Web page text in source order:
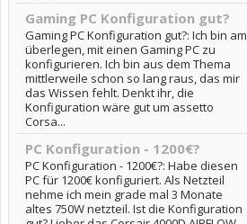
Gaming PC Konfiguration gut?
Gaming PC Konfiguration gut?: Ich bin am
überlegen, mit einen Gaming PC zu
konfigurieren. Ich bin aus dem Thema
mittlerweile schon so lang raus, das mir
das Wissen fehlt. Denkt ihr, die
Konfiguration wäre gut um assetto
Corsa...
PC Konfiguration - 1200€?
PC Konfiguration - 1200€?: Habe diesen
PC für 1200€ konfiguriert. Als Netzteil
nehme ich mein grade mal 3 Monate
altes 750W netzteil. Ist die Konfiguration